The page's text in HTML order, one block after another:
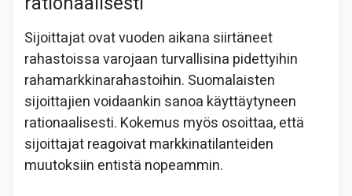
Sijoittajat ovat vuoden aikana siirtäneet
rahastoissa varojaan turvallisina pidettyihin
rahamarkkinarahastoihin. Suomalaisten
sijoittajien voidaankin sanoa käyttäytyneen
rationaalisesti. Kokemus myös osoittaa, että
sijoittajat reagoivat markkinatilanteiden
muutoksiin entistä nopeammin.